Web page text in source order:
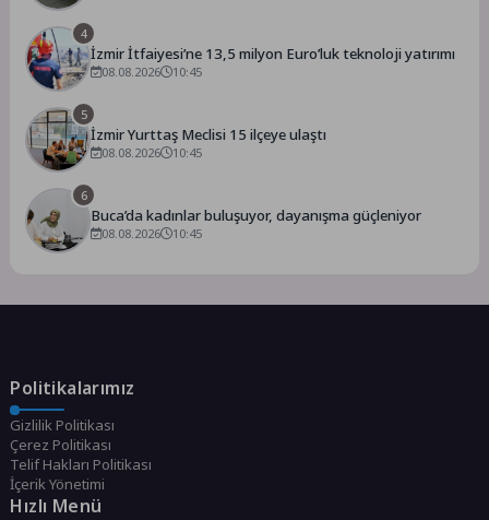
4
İzmir İtfaiyesi’ne 13,5 milyon Euro’luk teknoloji yatırımı
08.08.2026 10:45
5
İzmir Yurttaş Meclisi 15 ilçeye ulaştı
08.08.2026 10:45
6
Buca’da kadınlar buluşuyor, dayanışma güçleniyor
08.08.2026 10:45
Politikalarımız
Gizlilik Politikası
Çerez Politikası
Telif Hakları Politikası
İçerik Yönetimi
Hızlı Menü